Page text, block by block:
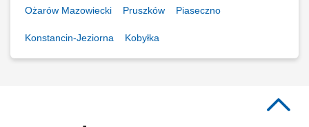
Ożarów Mazowiecki Pruszków Piaseczno
Konstancin-Jeziorna Kobyłka